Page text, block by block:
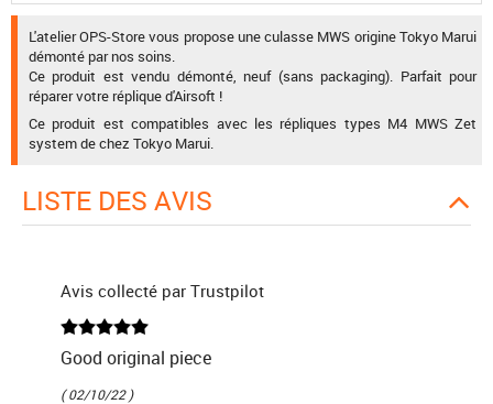
L'atelier OPS-Store vous propose une culasse MWS origine Tokyo Marui
démonté par nos soins.
Ce produit est vendu démonté, neuf (sans packaging). Parfait pour
réparer votre réplique d'Airsoft !
Ce produit est compatibles avec les répliques types M4 MWS Zet
system de chez Tokyo Marui.
LISTE DES AVIS
Avis collecté par Trustpilot
Good original piece
( 02/10/22 )